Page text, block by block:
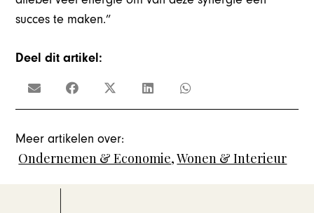
succes te maken.”
Deel dit artikel:
Meer artikelen over:
Ondernemen & Economie,Wonen & Interieur